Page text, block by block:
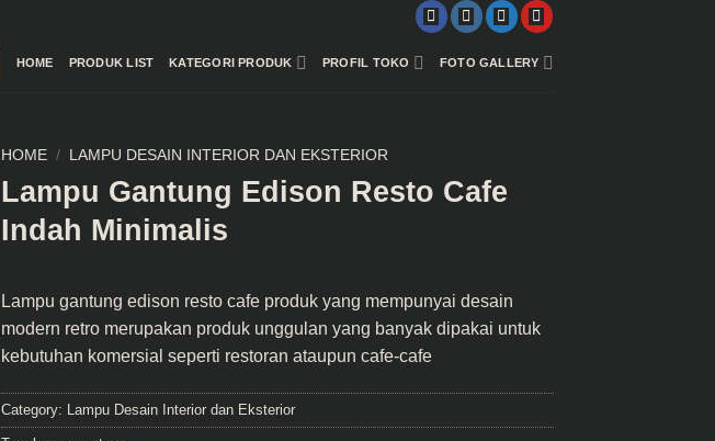
HOME PRODUK LIST KATEGORI PRODUK PROFIL TOKO FOTO GALLERY
HOME / LAMPU DESAIN INTERIOR DAN EKSTERIOR
Lampu Gantung Edison Resto Cafe
Indah Minimalis
Lampu gantung edison resto cafeproduk yang mempunyai desain
modern retro merupakan produk unggulan yang banyak dipakai untuk
kebutuhan komersial seperti restoran ataupun cafe-cafe
Category: Lampu Desain Interior dan Eksterior